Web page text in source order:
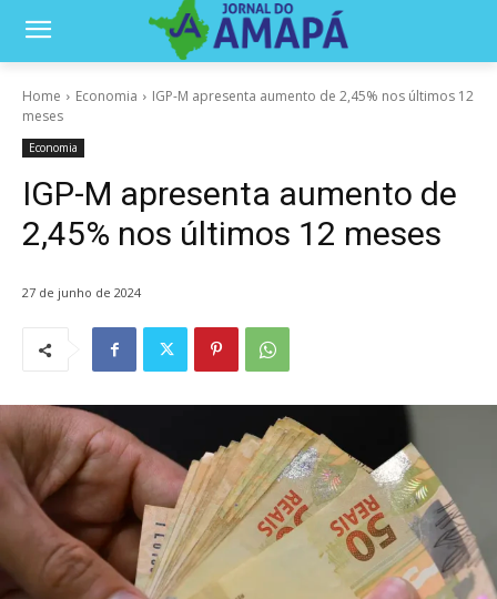
Home Economia
IGP-M apresenta aumento de 2,45% nos últimos 12
meses
Economia
IGP-M apresenta aumento de
2,45% nos últimos 12 meses
27 de junho de 2024